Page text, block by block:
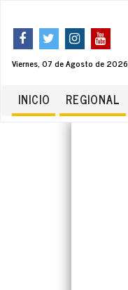
Viernes, 07 de Agosto de 2026
INICIO REGIONAL